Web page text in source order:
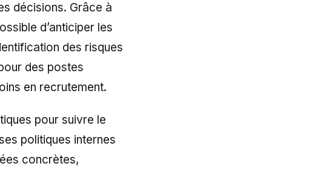
décisions. Grâce à
d’anticiper les
des risques
des postes
en recrutement.
pour suivre le
politiques internes
concrètes,